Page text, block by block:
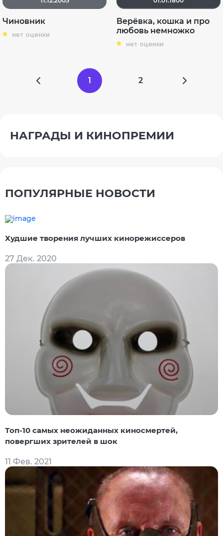
Чиновник
нет оценки
Верёвка, кошка и про
любовь немножко
нет оценки
1 2
НАГРАДЫ И КИНОПРЕМИИ
ПОПУЛЯРНЫЕ НОВОСТИ
Худшие творения лучших кинорежиссеров
27 Дек. 2020
Топ-10 самых неожиданных киносмертей,
повергших зрителей в шок
11 Фев. 2021